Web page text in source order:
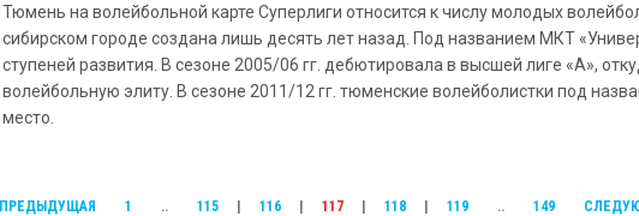
Тюмень на волейбольной карте Cуперлиги относится к числу молодых
сибирском городе создана лишь десять лет назад. Под названием МКТ
ступеней развития. В сезоне 2005/06 гг. дебютировала в высшей лиге «А»,
волейбольную элиту. В сезоне 2011/12 гг. тюменские волейболистки под
место.
ПРЕДЫДУЩАЯ 1 .. 115 116 117 118 119 .. 149